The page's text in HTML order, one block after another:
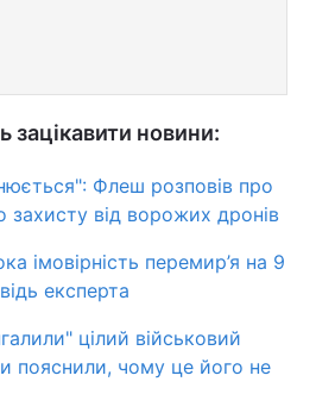
новини:
Флеш розповів про
захисту від ворожих дронів
імовірність перемир’я на 9
експерта
цілий військовий
пояснили, чому це його не